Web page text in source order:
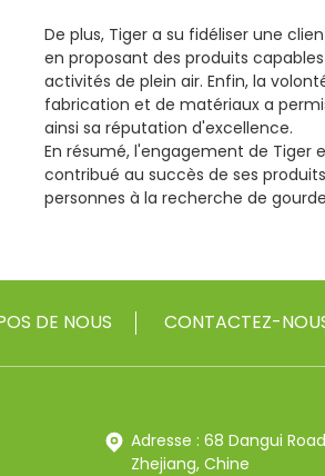
De plus, Tiger a su fidéliser une
en proposant des produits
activités de plein air. Enfin, la
fabrication et de matériaux a
ainsi sa réputation d'excellence.
En résumé, l'engagement de Tiger
contribué au succès de ses
personnes à la recherche de
DE NOUS CONTACTEZ-
Adresse : 68 Dangui
Zhejiang, Chine